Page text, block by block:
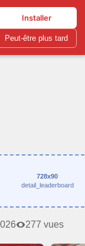
Installer
Peut-être plus tard
728x90
detail_leaderboard
277 vues